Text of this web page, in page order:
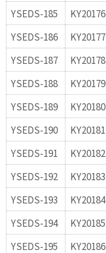
YSEDS-185
KY20176
YSEDS-186
KY20177
YSEDS-187
KY20178
YSEDS-188
KY20179
YSEDS-189
KY20180
YSEDS-190
KY20181
YSEDS-191
KY20182
YSEDS-192
KY20183
YSEDS-193
KY20184
YSEDS-194
KY20185
YSEDS-195
KY20186